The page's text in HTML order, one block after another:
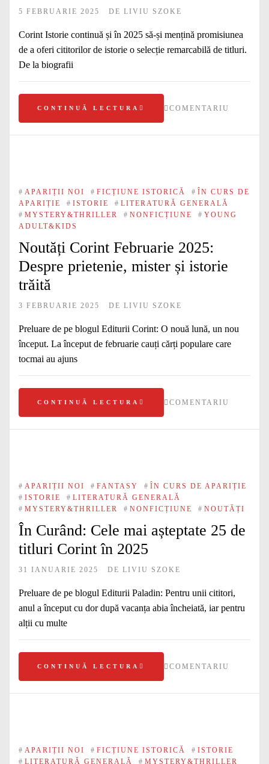
5 FEBRUARIE 2025 DE LIVIU SZOKE
Corint Istorie continuă și în 2025 să-și mențină promisiunea
de a oferi cititorilor de istorie o selecție remarcabilă de titluri.
De la biografii
CONTINUĂ LECTURA COMENTARIU
# APARIȚII NOI # FICȚIUNE ISTORICĂ # ÎN CURS DE
APARIȚIE
# ISTORIE # LITERATURĂ GENERALĂ
# MYSTERY&THRILLER # NONFICȚIUNE # YOUNG
ADULT&KIDS
Noutăți Corint Februarie 2025:
Despre prietenie, mister și istorie
trăită
3 FEBRUARIE 2025 DE LIVIU SZOKE
Preluare de pe blogul Editurii Corint: O nouă lună, un nou
început. La început de februarie cauți cărți populare care
tocmai au ajuns
CONTINUĂ LECTURA COMENTARIU
# APARIȚII NOI # FANTASY # ÎN CURS DE APARIȚIE
# ISTORIE # LITERATURĂ GENERALĂ
# MYSTERY&THRILLER # NONFICȚIUNE # NOUTĂȚI
În Curând: Cele mai așteptate 25 de
titluri Corint în 2025
31 IANUARIE 2025 DE LIVIU SZOKE
Preluare de pe blogul Editurii Paladin: Pentru unii cititori,
anul a început cu dor după vacanța abia încheiată, iar pentru
alții cu multe
CONTINUĂ LECTURA COMENTARIU
# APARIȚII NOI # FICȚIUNE ISTORICĂ # ISTORIE
# LITERATURĂ GENERALĂ # MYSTERY&THRILLER